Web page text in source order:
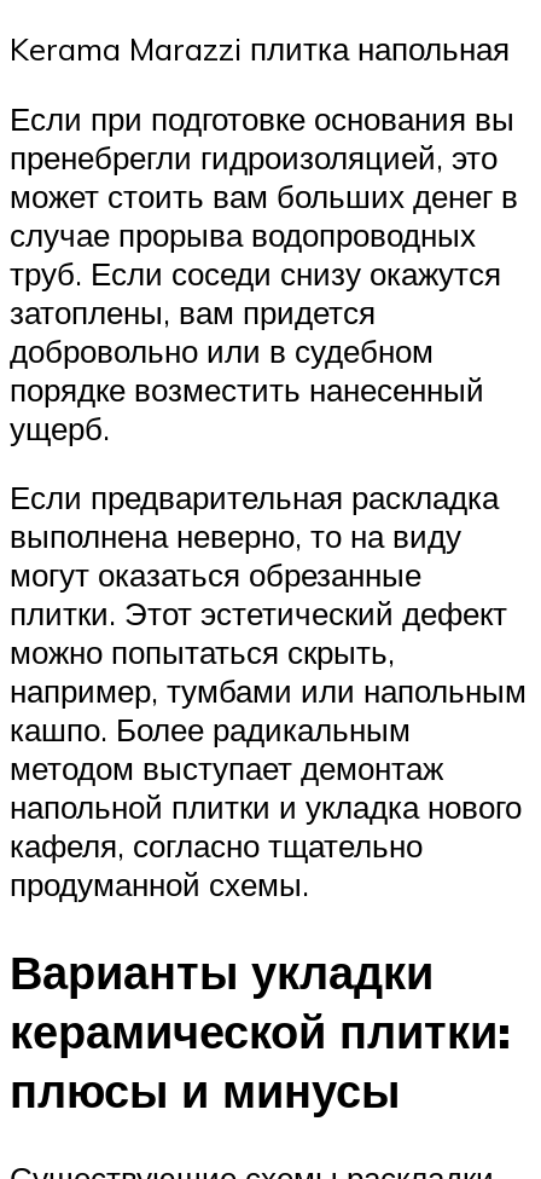
Kerama Marazzi плитка напольная
Если при подготовке основания вы
пренебрегли гидроизоляцией, это
может стоить вам больших денег в
случае прорыва водопроводных
труб. Если соседи снизу окажутся
затоплены, вам придется
добровольно или в судебном
порядке возместить нанесенный
ущерб.
Если предварительная раскладка
выполнена неверно, то на виду
могут оказаться обрезанные
плитки. Этот эстетический дефект
можно попытаться скрыть,
например, тумбами или напольным
кашпо. Более радикальным
методом выступает демонтаж
напольной плитки и укладка нового
кафеля, согласно тщательно
продуманной схемы.
Варианты укладки
керамической плитки:
плюсы и минусы